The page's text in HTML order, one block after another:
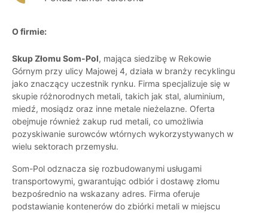
O firmie:
Skup Złomu Som-Pol, mająca siedzibę w Rekowie
Górnym przy ulicy Majowej 4, działa w branży recyklingu
jako znaczący uczestnik rynku. Firma specjalizuje się w
skupie różnorodnych metali, takich jak stal, aluminium,
miedź, mosiądz oraz inne metale nieżelazne. Oferta
obejmuje również zakup rud metali, co umożliwia
pozyskiwanie surowców wtórnych wykorzystywanych w
wielu sektorach przemysłu.
Som-Pol odznacza się rozbudowanymi usługami
transportowymi, gwarantując odbiór i dostawę złomu
bezpośrednio na wskazany adres. Firma oferuje
podstawianie kontenerów do zbiórki metali w miejscu